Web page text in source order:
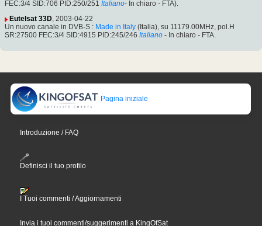
FEC:3/4 SID:706 PID:250/251 Italiano- In chiaro - FTA).
Eutelsat 33D, 2003-04-22
Un nuovo canale in DVB-S : Made in Italy (Italia), su 11179.00MHz, pol.H
SR:27500 FEC:3/4 SID:4915 PID:245/246 Italiano - In chiaro - FTA.
Pagina iniziale
Introduzione / FAQ
Definisci il tuo profilo
I Tuoi commenti / Aggiornamenti
Invia i tuoi commenti/suggerimenti a KingOfSat